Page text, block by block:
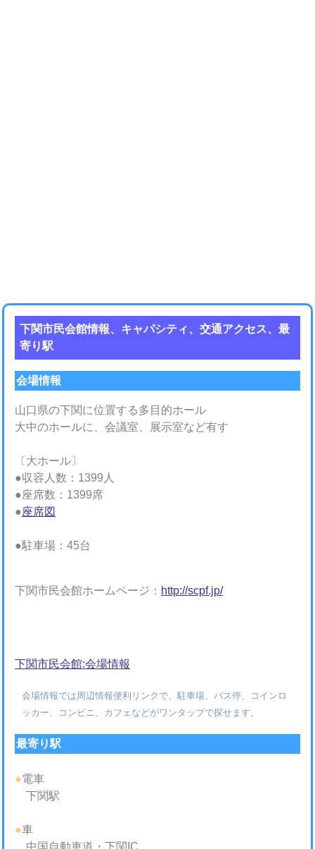
下関市民会館情報、キャパシティ、交通アクセス、最
寄り駅
会場情報
山口県の下関に位置する多目的ホール
大中のホールに、会議室、展示室など有す
〔大ホール〕
●収容人数：1399人
●座席数：1399席
●座席図
●駐車場：45台
下関市民会館ホームページ： http://scpf.jp/
下関市民会館:会場情報
会場情報では周辺情報便利リンクで、駐車場、バス停、コインロ
ッカー、コンビニ、カフェなどがワンタップで探せます。
最寄り駅
●電車
下関駅
●車
中国自動車道・下関IC